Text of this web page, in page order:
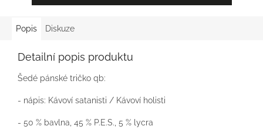
Popis Diskuze
Detailní popis produktu
Šedé pánské tričko qb:
- nápis: Kávoví satanisti / Kávoví holisti
- 50 % bavlna, 45 % P.E.S., 5 % lycra